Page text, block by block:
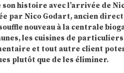
histoire avec l’arrivée de
par Nico Godart, ancien
nouveau à la centrale
les cuisines de
et tout autre client
plutôt que de les éliminer.